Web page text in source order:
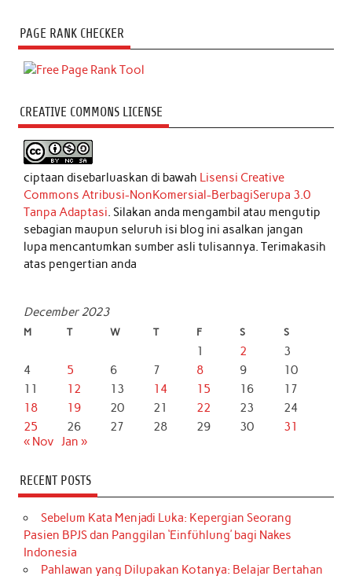
PAGE RANK CHECKER
CREATIVE COMMONS LICENSE
ciptaan disebarluaskan di bawah Lisensi Creative
Commons Atribusi-NonKomersial-BerbagiSerupa 3.0
Tanpa Adaptasi. Silakan anda mengambil atau mengutip
sebagian maupun seluruh isi blog ini asalkan jangan
lupa mencantumkan sumber asli tulisannya. Terimakasih
atas pengertian anda
December 2023
M T W T F S S
1 2
3
4
5 6 7 8 9
10
11
12 13 14 15 16
17
18
19 20 21 22 23
24
25
26 27 28 29 30
31
« Nov Jan »
RECENT POSTS
Sebelum Kata Menjadi Luka: Kepergian Seorang
Pasien BPJS dan Panggilan ‘Einfühlung’ bagi Nakes
Indonesia
Pahlawan yang Dilupakan Kotanya: Belajar Bertahan